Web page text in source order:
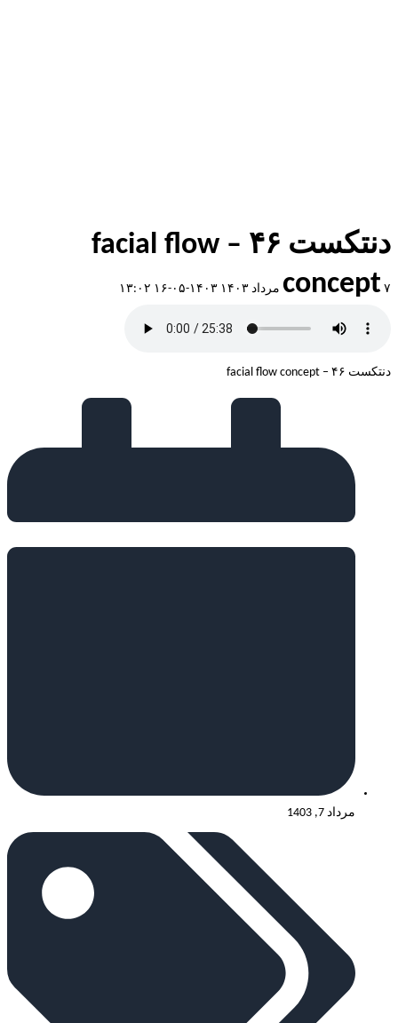
دنتکست ۴۶ – facial flow
concept ۷ مرداد ۱۴۰۳ ۱۴۰۳-۰۵-۱۶ ۱۳:۰۲
دنتکست ۴۶ – facial flow concept
مرداد 7, 1403